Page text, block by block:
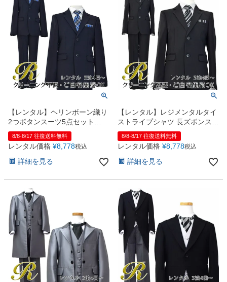
【レンタル】ヘリンボーン織り
2つボタンスーツ5点セット
(CAT525611)ネイビー
8/8-8/17 往復送料無料
レンタル価格 ¥8,778税込
詳細を見る
【レンタル】レジメンタルタイ
ストライプシャツ 長ズボンスー
ツ5点セット(CAT525610)ブラ
ック
8/8-8/17 往復送料無料
レンタル価格 ¥8,778税込
詳細を見る